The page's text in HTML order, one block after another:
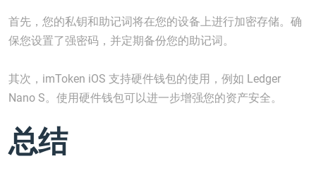
首先，您的私钥和助记词将在您的设备上进行加密存储。确
保您设置了强密码，并定期备份您的助记词。
其次，imToken iOS 支持硬件钱包的使用，例如 Ledger
Nano S。使用硬件钱包可以进一步增强您的资产安全。
总结